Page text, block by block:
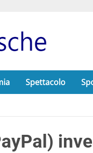
Spettacolo